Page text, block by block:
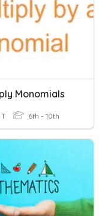
Monomials
6th - 10th